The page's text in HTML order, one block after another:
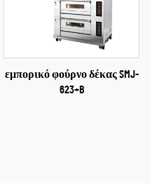
εμπορικό φούρνο δέκας SMJ-
623+B